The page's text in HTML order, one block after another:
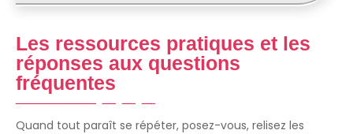
Les ressources pratiques et les
réponses aux questions
fréquentes
Quand tout paraît se répéter, posez-vous, relisez les